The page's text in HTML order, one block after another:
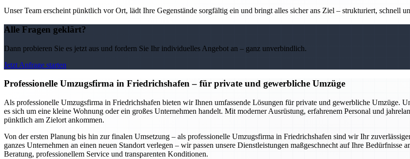
Unser Team erscheint pünktlich vor Ort, lädt Ihre Gegenstände sorgfältig ein und bringt alles sicher ans Ziel – strukturiert, schnell
Alle Fragen geklärt?
Dann probieren Sie es jetzt aus und fordern Sie Ihr individuelles Angebot an – ganz unverbindlich.
Jetzt Anfrage starten
Professionelle Umzugsfirma in Friedrichshafen – für private und gewerbliche Umzüge
Als professionelle Umzugsfirma in Friedrichshafen bieten wir Ihnen umfassende Lösungen für private und gewerbliche Umzüge.
es sich um eine kleine Wohnung oder ein großes Unternehmen handelt. Mit moderner Ausrüstung, erfahrenem Personal und
pünktlich am Zielort ankommen.
Von der ersten Planung bis hin zur finalen Umsetzung – als professionelle Umzugsfirma in Friedrichshafen sind wir Ihr
ganzes Unternehmen an einen neuen Standort verlegen – wir passen unsere Dienstleistungen maßgeschnecht auf Ihre
Beratung, professionellem Service und transparenten Konditionen.